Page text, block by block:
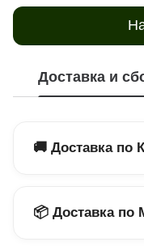
Доставка и
🚚 Доставка по
📦 Доставка по